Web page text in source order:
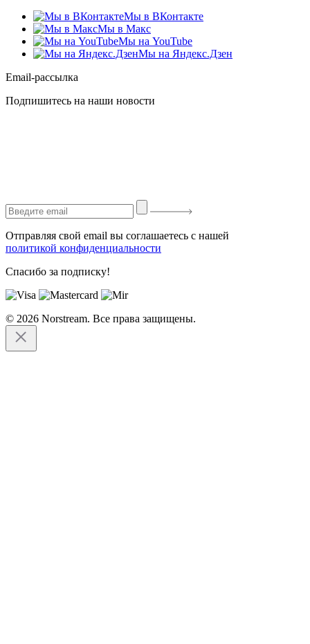
Мы в ВКонтакте
Мы в Макс
Мы на YouTube
Мы на Яндекс.Дзен
Email-рассылка
Подпишитесь на наши новости
Отправляя свой email вы соглашаетесь с нашей
политикой конфиденциальности
Спасибо за подписку!
© 2026 Norstream. Все права защищены.